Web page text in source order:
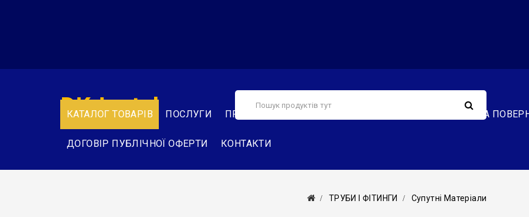
КАТАЛОГ ТОВАРІВ ПОСЛУГИ ПРО НАС ОБМІН ТА
ДОГОВІР ПУБЛІЧНОЇ ОФЕРТИ КОНТАКТИ
DK-Instal
ТРУБИ І ФІТИНГИ Супутні Матеріали